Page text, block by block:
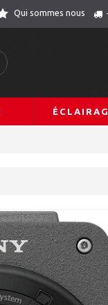
Qui sommes nous